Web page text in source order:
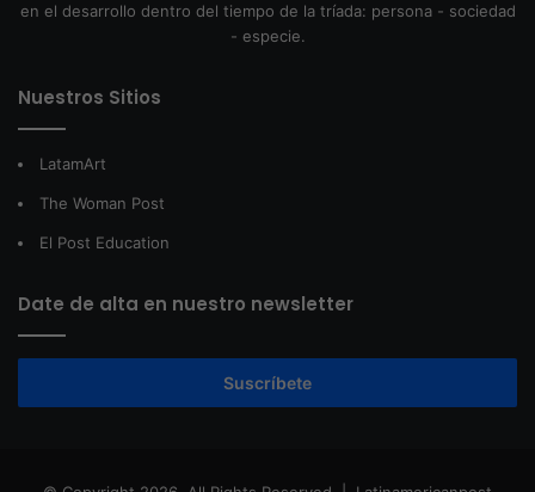
en el desarrollo dentro del tiempo de la tríada: persona - sociedad
- especie.
Nuestros Sitios
LatamArt
The Woman Post
El Post Education
Date de alta en nuestro newsletter
Suscríbete